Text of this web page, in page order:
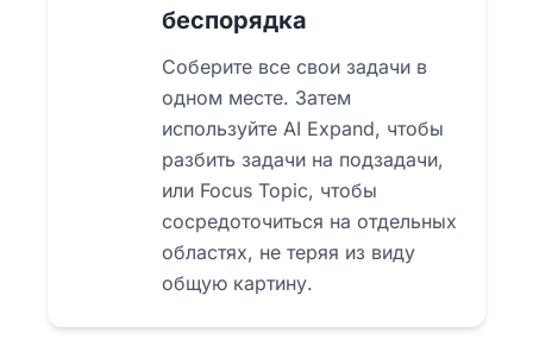
беспорядка
Соберите все свои задачи в
одном месте. Затем
используйте AI Expand, чтобы
разбить задачи на подзадачи,
или Focus Topic, чтобы
сосредоточиться на отдельных
областях, не теряя из виду
общую картину.